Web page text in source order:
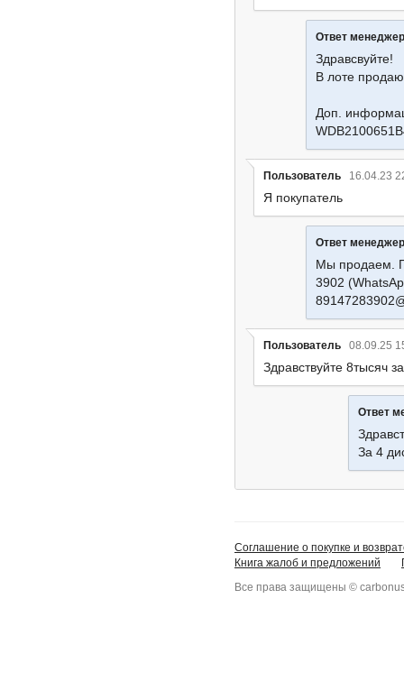
Ответ
Здравсвуйте!
В лоте
Доп.
Пользователь 16.04.23
Я покупатель
Ответ
Мы продаем.
3902
Пользователь 08.09.25
Здравствуйте 8тысяч
Ответ
За 4
Соглашение о покупке и
Книга жалоб и предложений
Все права защищены ©